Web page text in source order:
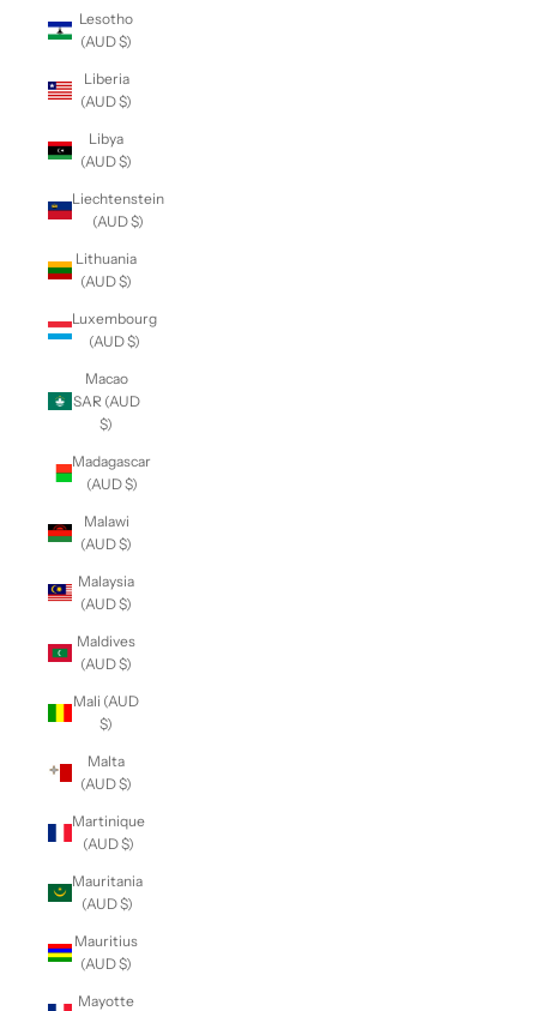
Lesotho
(AUD $)
Liberia
(AUD $)
Libya
(AUD $)
Liechtenstein
(AUD $)
Lithuania
(AUD $)
Luxembourg
(AUD $)
Macao
SAR (AUD
$)
Madagascar
(AUD $)
Malawi
(AUD $)
Malaysia
(AUD $)
Maldives
(AUD $)
Mali (AUD
$)
Malta
(AUD $)
Martinique
(AUD $)
Mauritania
(AUD $)
Mauritius
(AUD $)
Mayotte